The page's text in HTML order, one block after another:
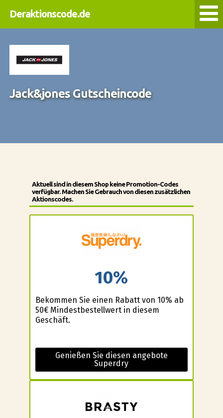
Deraktionscode.de
Jack&jones Gutscheincode
Aktuell sind in diesem Shop keine Promotion-Codes
verfügbar. Machen Sie Gebrauch von diesen zusätzlichen
Aktionscodes.
10%
Bekommen Sie einen Rabatt von 10% ab
50€ Mindestbestellwert in diesem
Geschäft.
Genießen Sie diesen angebote
Superdry